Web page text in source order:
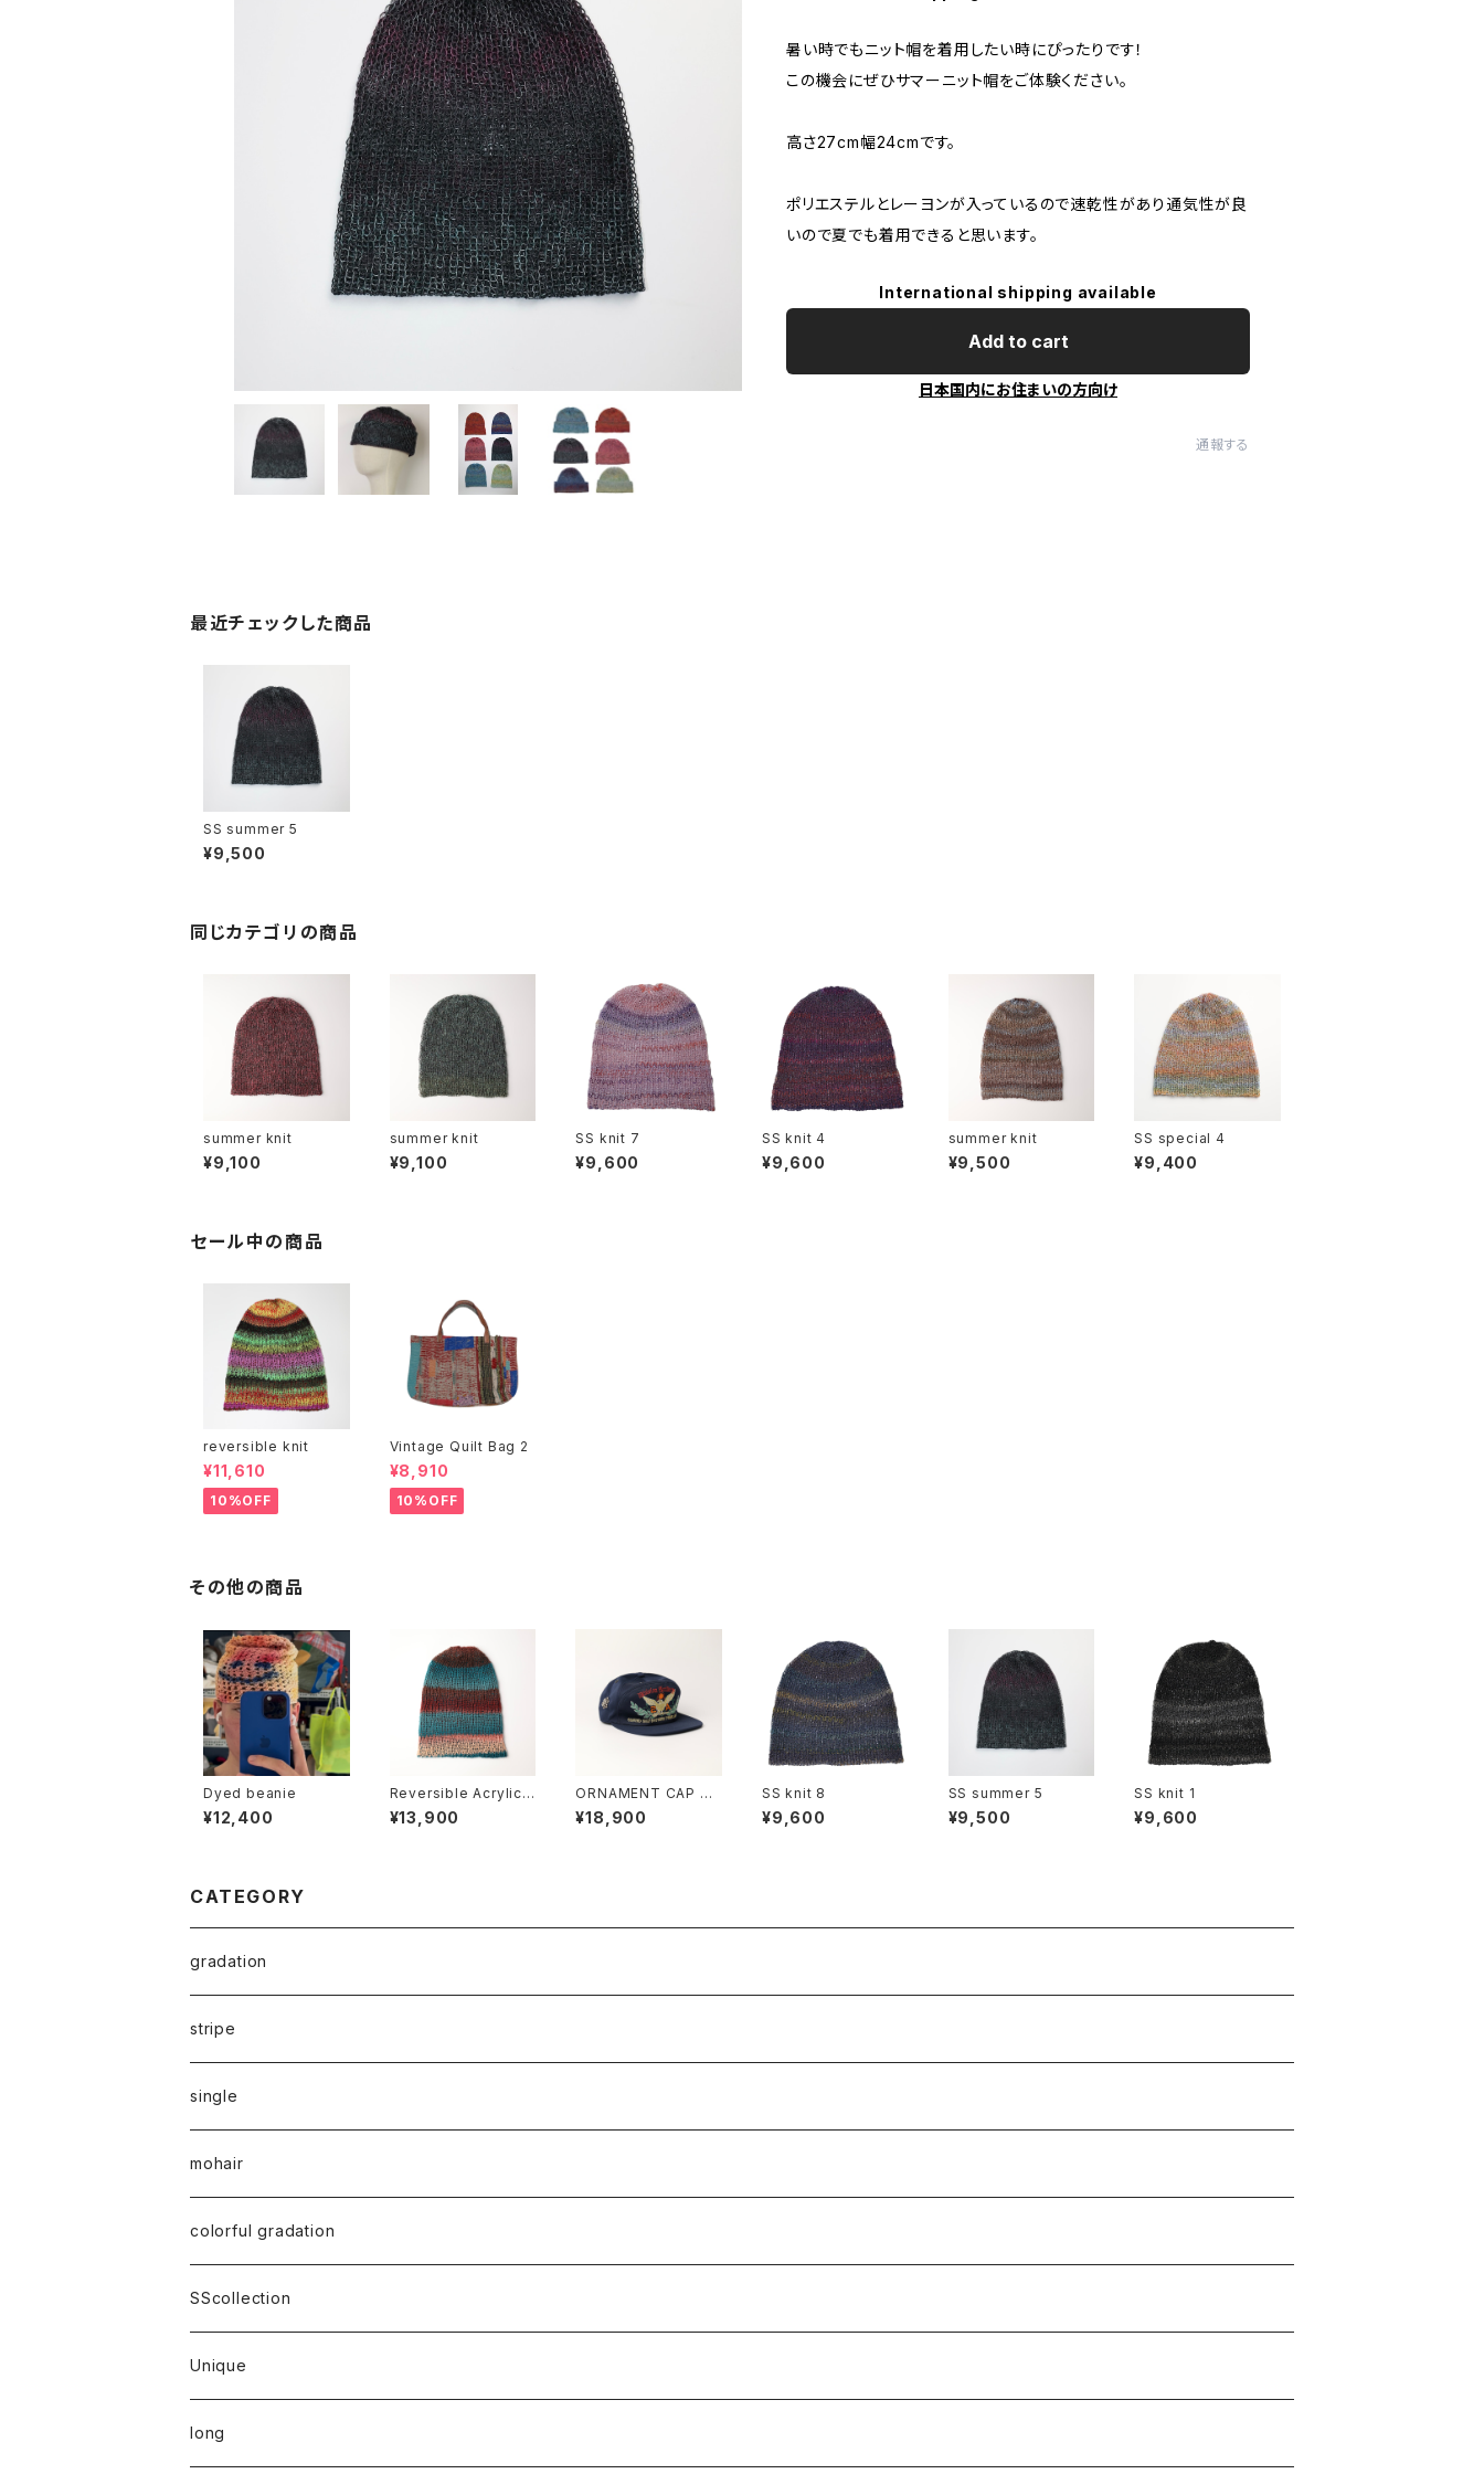
暑い時でもニット帽を着用したい時にぴったりです！
この機会にぜひサマーニット帽をご体験ください。
高さ27cm幅24cmです。
ポリエステルとレーヨンが入っているので速乾性があり通気性が良
いので夏でも着用できると思います。
International shipping available
Add to cart
日本国内にお住まいの方向け
通報する
最近チェックした商品
SS summer 5
¥9,500
同じカテゴリの商品
summer knit
¥9,100
summer knit
¥9,100
SS knit 7
¥9,600
SS knit 4
¥9,600
summer knit
¥9,500
SS special 4
¥9,400
セール中の商品
reversible knit
¥11,610
10%OFF
Vintage Quilt Bag 2
¥8,910
10%OFF
その他の商品
Dyed beanie
¥12,400
Reversible Acrylic
Wool Beanie
¥13,900
ORNAMENT CAP #1
2
¥18,900
SS knit 8
¥9,600
SS summer 5
¥9,500
SS knit 1
¥9,600
CATEGORY
gradation
stripe
single
mohair
colorful gradation
SScollection
Unique
long